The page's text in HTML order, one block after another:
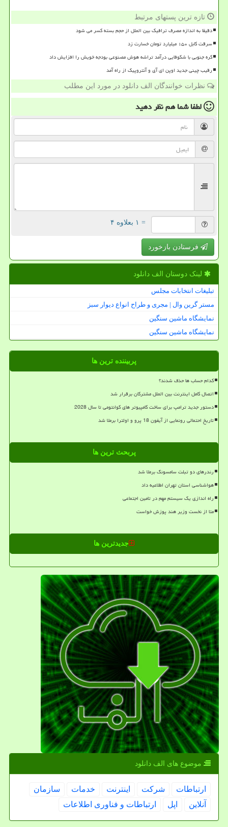
تازه ترین پستهای مرتبط
دقیقا به اندازه مصرف ترافیک بین الملل از حجم بسته کسر می شود
سرقت کابل ۱۵۰ میلیارد تومان خسارت زد
کره جنوبی با شکوفایی درآمد تراشه هوش مصنوعی بودجه خویش را افزایش داد
رقیب چینی جدید اوپن ای آی و آنتروپیک از راه آمد
نظرات خوانندگان الف دانلود در مورد این مطلب
لطفا شما همنظر دهید
= ۱ بعلاوه ۴
فرستادن بازخورد
لینک دوستان الف دانلود
تبلیغات انتخابات مجلس
مستر گرین وال | مجری و طراح انواع دیوار سبز
نمایشگاه ماشین سنگین
نمایشگاه ماشین سنگین
پربیننده ترین ها
کدام حساب ها حذف شدند؟
اتصال کامل اینترنت بین الملل مشترکان برقرار شد
دستور جدید ترامپ برای ساخت کامپیوتر های کوانتومی تا سال 2028
تاریخ احتمالی رونمایی از آیفون 18 پرو و اولترا برملا شد
پربحث ترین ها
رندرهای دو تبلت سامسونگ برملا شد
هواشناسی استان تهران اطلاعیه داد
راه اندازی یک سیستم مهم در تامین اجتماعی
متا از نخست وزیر هند پوزش خواست
جدیدترین ها
موضوع های الف دانلود
ارتباطات شركت اینترنت خدمات
سازمان
آنلاین
اپل ارتباطات و فناوری اطلاعات